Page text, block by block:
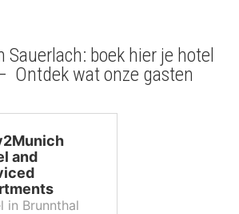
Sauerlach: boek hier je hotel
Ontdek wat onze gasten
and
in Brunnthal